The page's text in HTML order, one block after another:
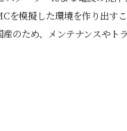
を模擬した環境を作り出す
のため、メンテナンスやト